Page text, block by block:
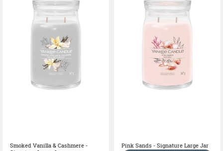
Smoked Vanilla & Cashmere -
Pink Sands - Signature Large Jar